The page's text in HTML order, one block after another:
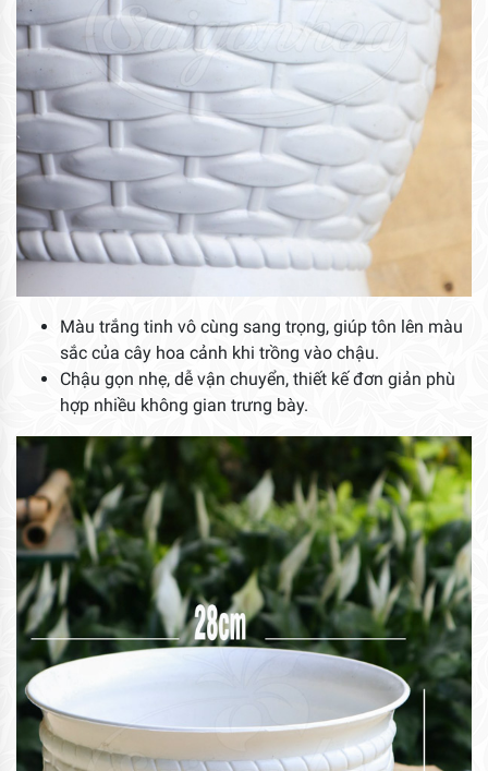
Màu trắng tinh vô cùng sang trọng, giúp tôn lên màu
sắc của cây hoa cảnh khi trồng vào chậu.
Chậu gọn nhẹ, dễ vận chuyển, thiết kế đơn giản phù
hợp nhiều không gian trưng bày.